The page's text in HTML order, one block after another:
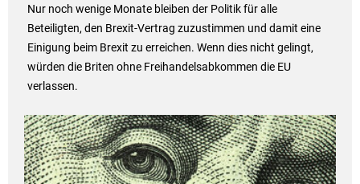
Nur noch wenige Monate bleiben der Politik für alle
Beteiligten, den Brexit-Vertrag zuzustimmen und damit eine
Einigung beim Brexit zu erreichen. Wenn dies nicht gelingt,
würden die Briten ohne Freihandelsabkommen die EU
verlassen.